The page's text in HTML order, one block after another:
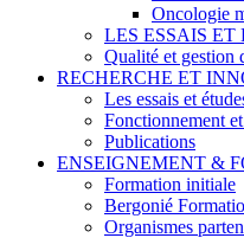
Oncologie
LES ESSAIS
Qualité et gestion
RECHERCHE ET
Les essais et
Fonctionnement
Publications
ENSEIGNEMENT &
Formation initiale
Bergonié
Organismes